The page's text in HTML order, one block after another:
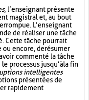
, l’enseignant présente
magistral et, au bout
L’enseignant
de réaliser une tâche
Cette tâche pourrait
encore, de résumer
commenté la tâche
processus jusqu’à la fin
intelligentes
présentées de
rapidement